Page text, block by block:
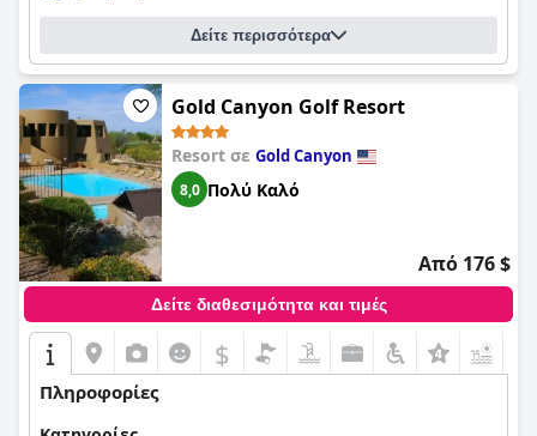
Δείτε περισσότερα
Gold Canyon Golf Resort
Resort σε Gold Canyon
8,0 Πολύ Καλό
Από 176 $
Δείτε διαθεσιμότητα και τιμές
$
Πληροφορίες